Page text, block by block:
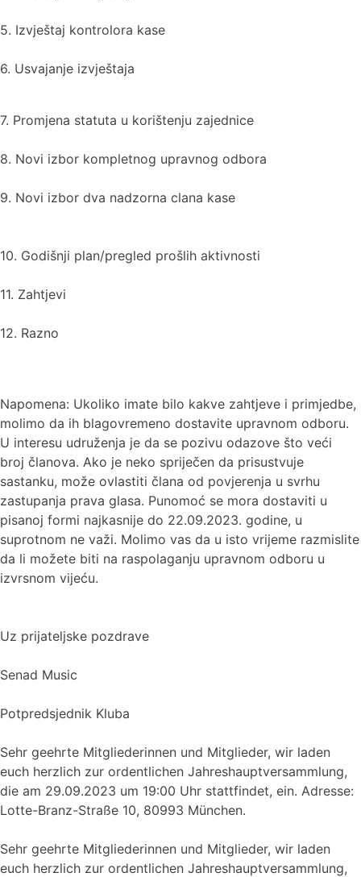
5. Izvještaj kontrolora kase
6. Usvajanje izvještaja
7. Promjena statuta u korištenju zajednice
8. Novi izbor kompletnog upravnog odbora
9. Novi izbor dva nadzorna clana kase
10. Godišnji plan/pregled prošlih aktivnosti
11. Zahtjevi
12. Razno
Napomena: Ukoliko imate bilo kakve zahtjeve i primjedbe,
molimo da ih blagovremeno dostavite upravnom odboru.
U interesu udruženja je da se pozivu odazove što veći
broj članova. Ako je neko spriječen da prisustvuje
sastanku, može ovlastiti člana od povjerenja u svrhu
zastupanja prava glasa. Punomoć se mora dostaviti u
pisanoj formi najkasnije do 22.09.2023. godine, u
suprotnom ne važi. Molimo vas da u isto vrijeme razmislite
da li možete biti na raspolaganju upravnom odboru u
izvrsnom vijeću.
Uz prijateljske pozdrave
Senad Music
Potpredsjednik Kluba
Sehr geehrte Mitgliederinnen und Mitglieder, wir laden
euch herzlich zur ordentlichen Jahreshauptversammlung,
die am 29.09.2023 um 19:00 Uhr stattfindet, ein. Adresse:
Lotte-Branz-Straße 10, 80993 München.
Sehr geehrte Mitgliederinnen und Mitglieder, wir laden
euch herzlich zur ordentlichen Jahreshauptversammlung,